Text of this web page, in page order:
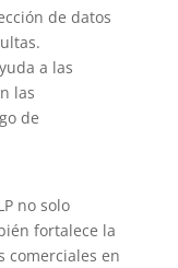
de datos
a las
las
de
no solo
fortalece la
comerciales en